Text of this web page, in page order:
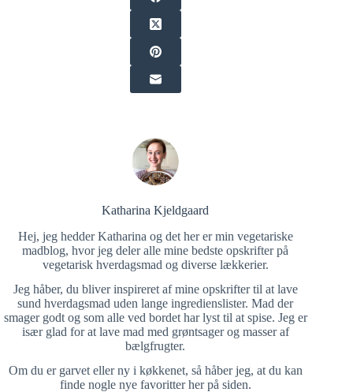
Katharina Kjeldgaard
Hej, jeg hedder Katharina og det her er min vegetariske
madblog, hvor jeg deler alle mine bedste opskrifter på
vegetarisk hverdagsmad og diverse lækkerier.
Jeg håber, du bliver inspireret af mine opskrifter til at lave
sund hverdagsmad uden lange ingredienslister. Mad der
smager godt og som alle ved bordet har lyst til at spise. Jeg er
især glad for at lave mad med grøntsager og masser af
bælgfrugter.
Om du er garvet eller ny i køkkenet, så håber jeg, at du kan
finde nogle nye favoritter her på siden.